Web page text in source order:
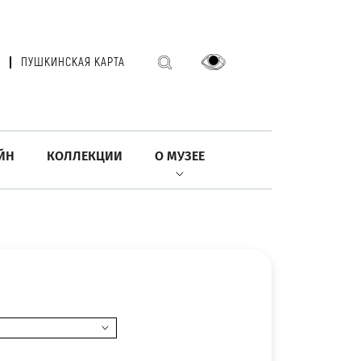
ПУШКИНСКАЯ КАРТА
КОЛЛЕКЦИИ О МУЗЕЕ